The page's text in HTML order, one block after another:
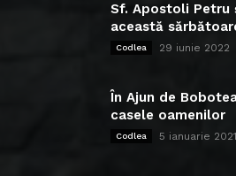
Sf. Apostoli Petru
această
Codlea 29 iunie 2022
În Ajun de
casele oamenilor
Codlea 5 ianuarie 2021